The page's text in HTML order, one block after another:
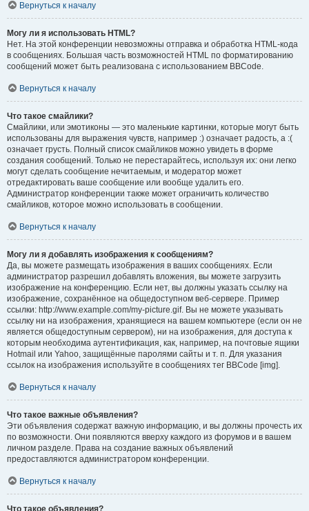
Вернуться к началу
Могу ли я использовать HTML?
Нет. На этой конференции невозможны отправка и обработка HTML-кода
в сообщениях. Большая часть возможностей HTML по форматированию
сообщений может быть реализована с использованием BBCode.
Вернуться к началу
Что такое смайлики?
Смайлики, или эмотиконы — это маленькие картинки, которые могут быть
использованы для выражения чувств, например :) означает радость, а :(
означает грусть. Полный список смайликов можно увидеть в форме
создания сообщений. Только не перестарайтесь, используя их: они легко
могут сделать сообщение нечитаемым, и модератор может
отредактировать ваше сообщение или вообще удалить его.
Администратор конференции также может ограничить количество
смайликов, которое можно использовать в сообщении.
Вернуться к началу
Могу ли я добавлять изображения к сообщениям?
Да, вы можете размещать изображения в ваших сообщениях. Если
администратор разрешил добавлять вложения, вы можете загрузить
изображение на конференцию. Если нет, вы должны указать ссылку на
изображение, сохранённое на общедоступном веб-сервере. Пример
ссылки: http://www.example.com/my-picture.gif. Вы не можете указывать
ссылку ни на изображения, хранящиеся на вашем компьютере (если он не
является общедоступным сервером), ни на изображения, для доступа к
которым необходима аутентификация, как, например, на почтовые ящики
Hotmail или Yahoo, защищённые паролями сайты и т. п. Для указания
ссылок на изображения используйте в сообщениях тег BBCode [img].
Вернуться к началу
Что такое важные объявления?
Эти объявления содержат важную информацию, и вы должны прочесть их
по возможности. Они появляются вверху каждого из форумов и в вашем
личном разделе. Права на создание важных объявлений
предоставляются администратором конференции.
Вернуться к началу
Что такое объявления?